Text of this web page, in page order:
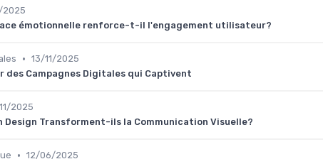
2025
émotionnelle renforce-t-il l'engagement utilisateur?
• 13/11/2025
des Campagnes Digitales qui Captivent
2025
Design Transforment-ils la Communication Visuelle?
• 12/06/2025